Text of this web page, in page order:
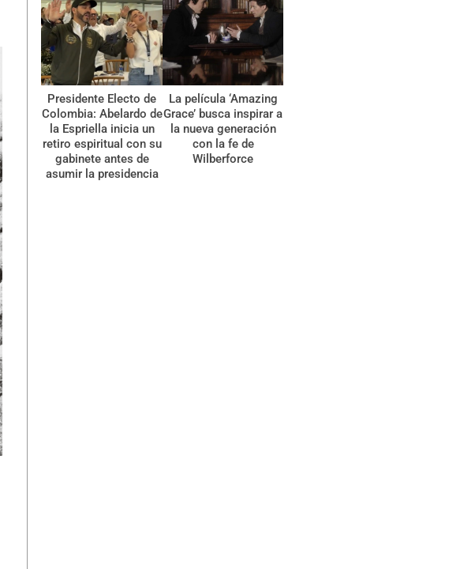
Presidente Electo de
Colombia: Abelardo de
la Espriella inicia un
retiro espiritual con su
gabinete antes de
asumir la presidencia
La película ‘Amazing
Grace’ busca inspirar a
la nueva generación
con la fe de
Wilberforce